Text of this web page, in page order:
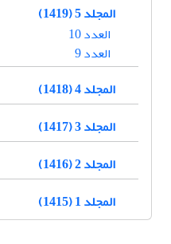
المجلد 5 (1419)
العدد 10
العدد 9
المجلد 4 (1418)
المجلد 3 (1417)
المجلد 2 (1416)
المجلد 1 (1415)